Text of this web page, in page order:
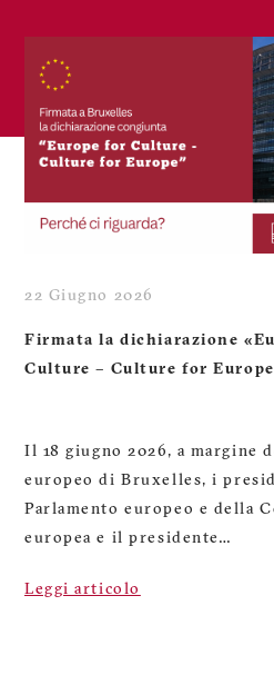
22 Giugno 2026
Firmata la dichiarazione
Culture – Culture for
Il 18 giugno 2026, a margine
europeo di Bruxelles, i
Parlamento europeo e della
europea e il presidente…
Leggi articolo